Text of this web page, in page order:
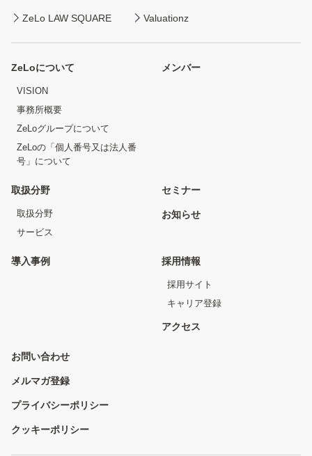
ZeLo LAW SQUARE Valuationz
ZeLoについて
VISION
事務所概要
ZeLoグループについて
ZeLoの「個人番号又は法人番
号」について
メンバー
取扱分野
取扱分野
サービス
セミナー
お知らせ
導入事例 採用情報
採用サイト
キャリア登録
アクセス
お問い合わせ
メルマガ登録
プライバシーポリシー
クッキーポリシー